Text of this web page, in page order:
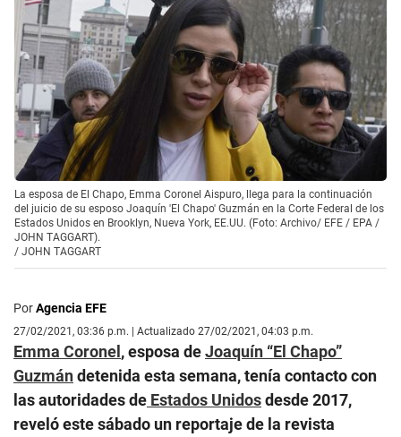
La esposa de El Chapo, Emma Coronel Aispuro, llega para la continuación
del juicio de su esposo Joaquín 'El Chapo' Guzmán en la Corte Federal de los
Estados Unidos en Brooklyn, Nueva York, EE.UU. (Foto: Archivo/ EFE / EPA /
JOHN TAGGART).
/ JOHN TAGGART
PorAgencia EFE
27/02/2021, 03:36 p.m. | Actualizado 27/02/2021, 04:03 p.m.
Emma Coronel, esposa deJoaquín “El Chapo”
Guzmándetenida esta semana, tenía contacto con
las autoridades de Estados Unidosdesde 2017,
reveló este sábado un reportaje de la revista